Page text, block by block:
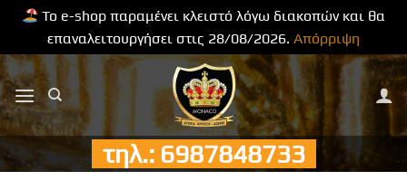
Το e-shop παραμένει κλειστό λόγω διακοπών και θα
επαναλειτουργήσει στις 28/08/2026. Απόρριψη
Μετάβαση
στο
περιεχόμενο
τηλ.: 6987848733